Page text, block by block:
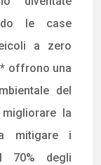
le case
a zero
offrono una
del
la
mitigare i
70% degli